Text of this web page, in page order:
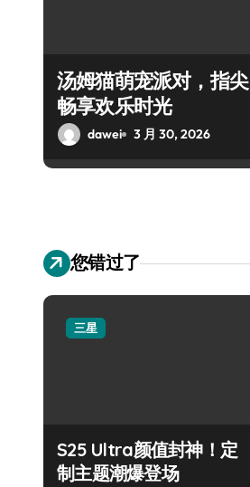
汤姆猫萌宠派对，指尖
畅享欢乐时光
dawei 3 月 30, 2026
您错过了
三星
S25 Ultra颜值封神！定
制主题潮爆登场